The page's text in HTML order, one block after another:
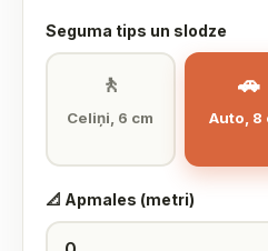
Seguma tips un slodze
🚶
Celiņi, 6 cm
🚗
Auto, 8
📐 Apmales (metri)